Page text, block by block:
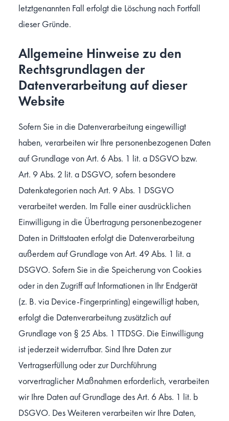
letztgenannten Fall erfolgt die Löschung nach Fortfall
dieser Gründe.
Allgemeine Hinweise zu den
Rechtsgrundlagen der
Datenverarbeitung auf dieser
Website
Sofern Sie in die Datenverarbeitung eingewilligt
haben, verarbeiten wir Ihre personenbezogenen Daten
auf Grundlage von Art. 6 Abs. 1 lit. a DSGVO bzw.
Art. 9 Abs. 2 lit. a DSGVO, sofern besondere
Datenkategorien nach Art. 9 Abs. 1 DSGVO
verarbeitet werden. Im Falle einer ausdrücklichen
Einwilligung in die Übertragung personenbezogener
Daten in Drittstaaten erfolgt die Datenverarbeitung
außerdem auf Grundlage von Art. 49 Abs. 1 lit. a
DSGVO. Sofern Sie in die Speicherung von Cookies
oder in den Zugriff auf Informationen in Ihr Endgerät
(z. B. via Device-Fingerprinting) eingewilligt haben,
erfolgt die Datenverarbeitung zusätzlich auf
Grundlage von § 25 Abs. 1 TTDSG. Die Einwilligung
ist jederzeit widerrufbar. Sind Ihre Daten zur
Vertragserfüllung oder zur Durchführung
vorvertraglicher Maßnahmen erforderlich, verarbeiten
wir Ihre Daten auf Grundlage des Art. 6 Abs. 1 lit. b
DSGVO. Des Weiteren verarbeiten wir Ihre Daten,